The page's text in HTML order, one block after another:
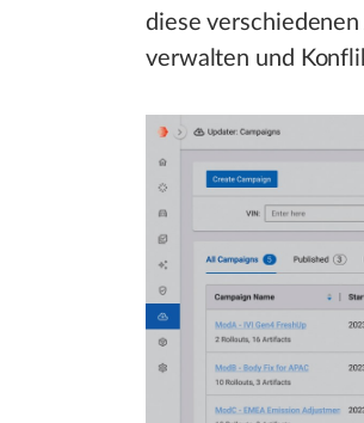
diese
verwalten und